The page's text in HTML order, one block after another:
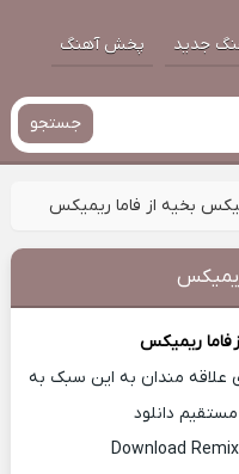
جدید پخش آهنگ
جستجو
بخیه از فاما ریمیکس
ریمیکس
فاما ریمیکس
علاقه مندان به این سبک به
دانلود